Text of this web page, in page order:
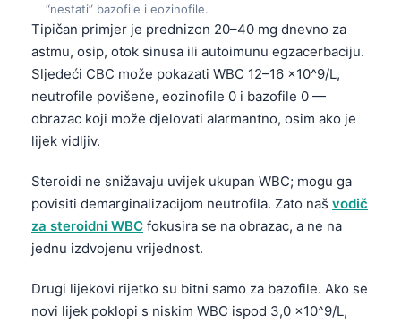
“nestati” bazofile i eozinofile.
Tipičan primjer je prednizon 20–40 mg dnevno za
astmu, osip, otok sinusa ili autoimunu egzacerbaciju.
Sljedeći CBC može pokazati WBC 12–16 x10^9/L,
neutrofile povišene, eozinofile 0 i bazofile 0 —
obrazac koji može djelovati alarmantno, osim ako je
lijek vidljiv.
Steroidi ne snižavaju uvijek ukupan WBC; mogu ga
povisiti demarginalizacijom neutrofila. Zato naš vodič
za steroidni WBC fokusira se na obrazac, a ne na
jednu izdvojenu vrijednost.
Drugi lijekovi rijetko su bitni samo za bazofile. Ako se
novi lijek poklopi s niskim WBC ispod 3,0 x10^9/L,
Gàidhlig
Occitan
العربية المغربية
Afrikaans
Монгол
Basa Jawa
Cebuano
ئۇيغۇرچە
Кыргызча
Татар теле